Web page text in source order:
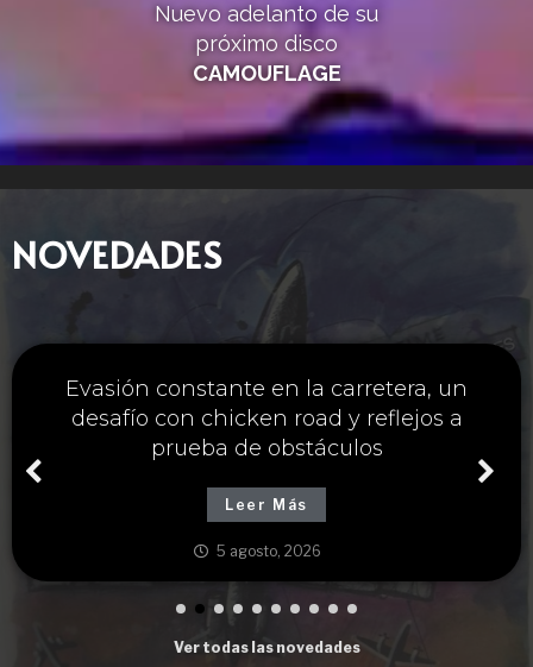
Nuevo adelanto de su
próximo disco
CAMOUFLAGE
NOVEDADES
Única estrategia y chicken road casino
para maximizar ganancias cruzando
carreteras peligrosas
Leer Más
5 agosto, 2026
Ver todas las novedades